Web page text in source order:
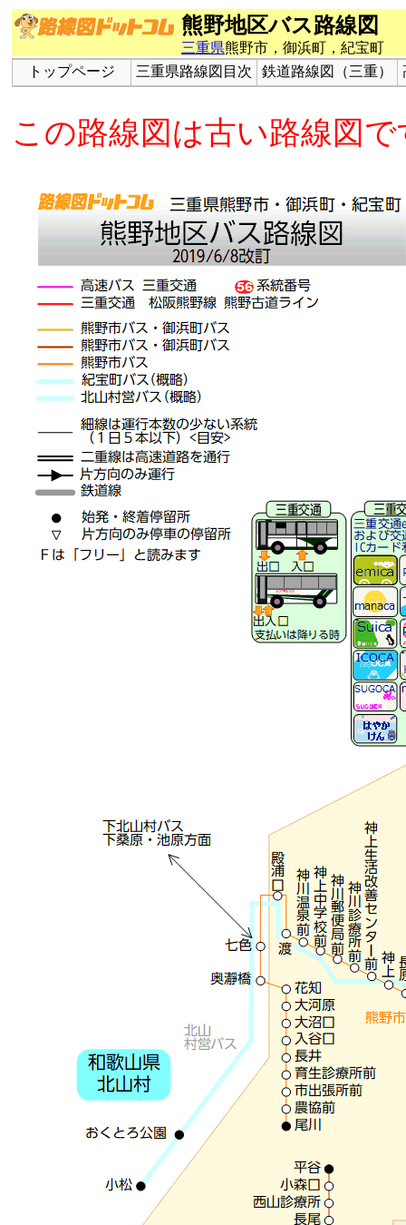
熊野地区バス路線図
三重県熊野市，御浜町，紀宝町
トップページ
三重県路線図目次 鉄道路線図（三重）
この路線図は古い路線図で